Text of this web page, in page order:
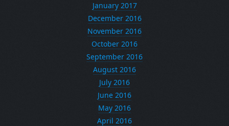
January 2017
December 2016
November 2016
October 2016
September 2016
August 2016
July 2016
June 2016
May 2016
April 2016